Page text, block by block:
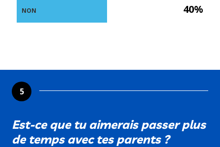
40%
NON
5
Est-ce que tu aimerais passer plus
de temps avec tes parents ?